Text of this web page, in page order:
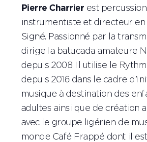
Pierre Charrier est
instrumentiste et directeur en
Signé. Passionné par la
dirige la batucada amateure
depuis 2008. Il utilise le
depuis 2016 dans le cadre
musique à destination des
adultes ainsi que de création
avec le groupe ligérien de
monde Café Frappé dont il est